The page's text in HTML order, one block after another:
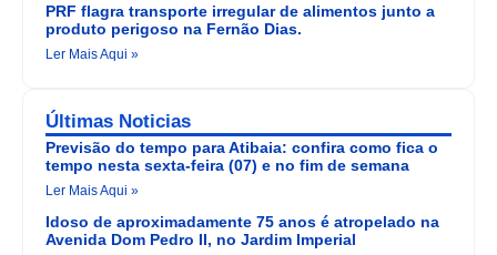
PRF flagra transporte irregular de alimentos junto a
produto perigoso na Fernão Dias.
Ler Mais Aqui »
Últimas Noticias
Previsão do tempo para Atibaia: confira como fica o
tempo nesta sexta-feira (07) e no fim de semana
Ler Mais Aqui »
Idoso de aproximadamente 75 anos é atropelado na
Avenida Dom Pedro II, no Jardim Imperial